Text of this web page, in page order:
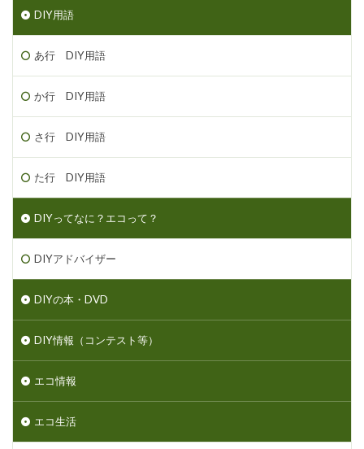
DIY用語
あ行 DIY用語
か行 DIY用語
さ行 DIY用語
た行 DIY用語
DIYってなに？エコって？
DIYアドバイザー
DIYの本・DVD
DIY情報（コンテスト等）
エコ情報
エコ生活